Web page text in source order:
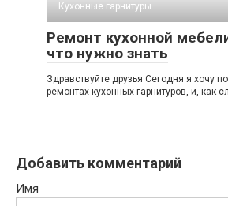
Кухонные гарнитуры
Ремонт кухонной
что нужно знать
Здравствуйте друзья Сегодня я хочу
ремонтах кухонных гарнитуров, и, как
Добавить комментарий
Имя